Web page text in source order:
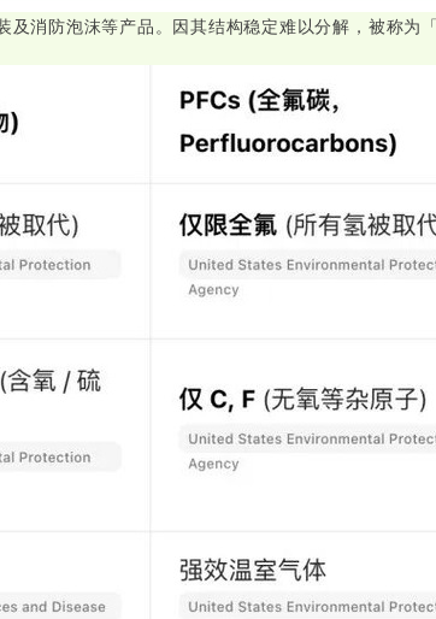
消防泡沫等产品。因其结构稳定难以分解，被称为「